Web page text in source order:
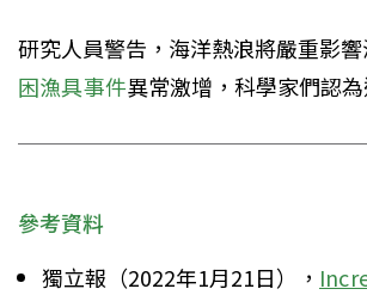
研究人員警告，海洋熱浪將嚴重影
困漁具事件異常激增，科學家們認
參考資料
獨立報（2022年1月21日），